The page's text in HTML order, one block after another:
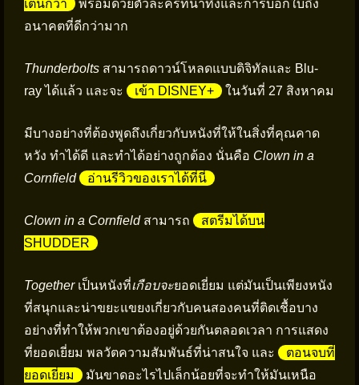
เต้นกว่า
พร้อมด้วยตัวละครที่น่าทึ่งและการบอกใบ้ถึง
อนาคตที่ดีกว่ามาก
Thunderbolts สามารถดาวน์โหลดแบบดิจิทัลและ Blu-
ray ได้แล้ว และจะ
เข้า DISNEY+ ในวันที่ 27 สิงหาคม
มีบางอย่างที่ต้องพูดถึงเกี่ยวกับหนังที่ให้ในสิ่งที่คุณคาด
หวัง ทำได้ดี และทำได้อย่างถูกต้อง นั่นคือ Clown in a
Cornfield
อ่านรีวิวของเราได้ที่นี่
Clown in a Cornfieldสามารถ
สตรีมได้บน
SHUDDER
Togetherเป็นหนังที่เกือบจะยอดเยี่ยม แต่มันเป็นเพียงหนัง
ที่สนุกและน่าขยะแขยงเกี่ยวกับคนสองคนที่ติดเชื้อบาง
อย่างที่ทำให้พวกเขาต้องอยู่ด้วยกันตลอดเวลา การแสดง
ที่ยอดเยี่ยม พลวัตความสัมพันธ์ที่น่าสนใจ และ
ตอนจบที่
ยอดเยี่ยม
มันขาดอะไรไปเล็กน้อยที่จะทำให้มันเหนือ